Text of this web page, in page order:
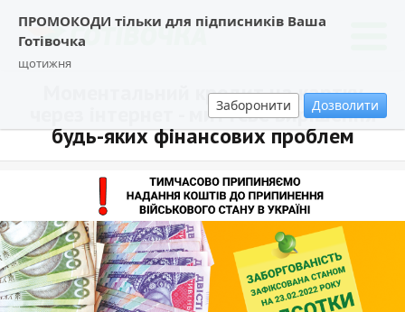
ПРОМОКОДИ тільки для підписників Ваша
Готівочка
щотижня
Заборонити Дозволити
Моментальний кредит на картку
через інтернет - миттєве вирішення
будь-яких фінансових проблем